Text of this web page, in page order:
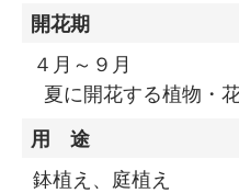
開花期
４月～９月
夏に開花する植物・
用 途
鉢植え、庭植え